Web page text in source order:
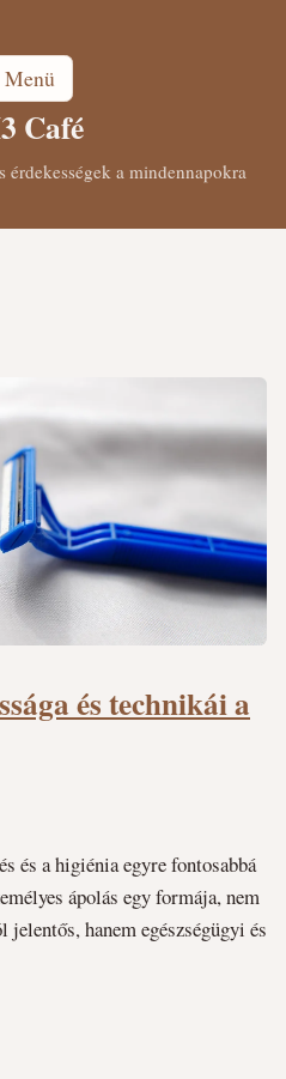
Café
a mindennapokra
és technikái a
és a higiénia egyre fontosabbá
ápolás egy formája, nem
hanem egészségügyi és